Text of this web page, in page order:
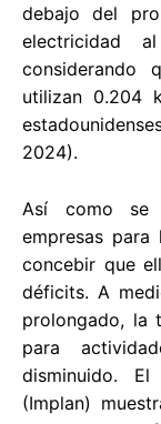
debajo del
electricidad
considerando
utilizan 0.204
2024).
Así como se
empresas
concebir que
déficits. A
prolongado, la
para
disminuido.
(Implan)